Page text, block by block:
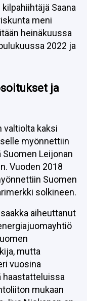
meni
heinäkuussa
2022 ja
ja
myönnettiin
Leijonan
Vuoden 2018
Suomen
solkineen.
mutta
vuosina
mukaan
Iivo Niskanen on